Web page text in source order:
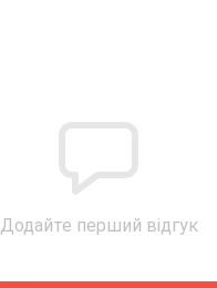
Додайте перший відгук